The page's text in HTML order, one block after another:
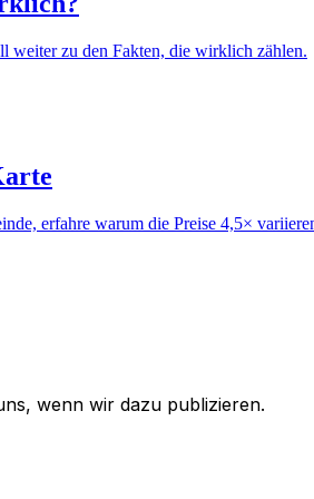
weiter zu den Fakten, die wirklich zählen.
erfahre warum die Preise 4,5×
wenn wir dazu publizieren.